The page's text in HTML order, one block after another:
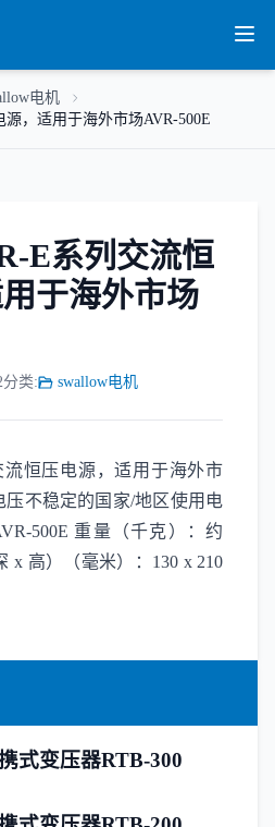
电机
，适用于海外市场AVR-500E
E系列交流恒
于海外市场
分类: swallow电机
流恒压电源，适用于海外市
压不稳定的国家/地区使用电
500E 重量（千克）：约
x 高）（毫米）：130 x 210
式变压器RTB-300